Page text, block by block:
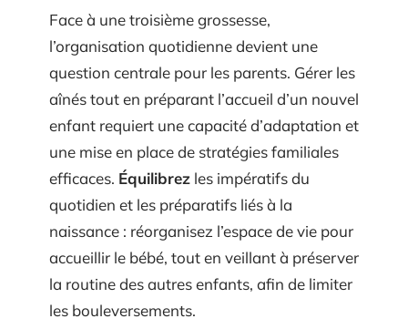
Face à une troisième grossesse,
l’organisation quotidienne devient une
question centrale pour les parents. Gérer les
aînés tout en préparant l’accueil d’un nouvel
enfant requiert une capacité d’adaptation et
une mise en place de stratégies familiales
efficaces. Équilibrez les impératifs du
quotidien et les préparatifs liés à la
naissance : réorganisez l’espace de vie pour
accueillir le bébé, tout en veillant à préserver
la routine des autres enfants, afin de limiter
les bouleversements.